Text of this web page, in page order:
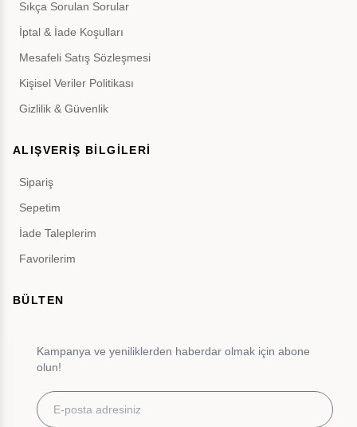
Sıkça Sorulan Sorular
İptal & İade Koşulları
Mesafeli Satış Sözleşmesi
Kişisel Veriler Politikası
Gizlilik & Güvenlik
ALIŞVERİŞ BİLGİLERİ
Sipariş
Sepetim
İade Taleplerim
Favorilerim
BÜLTEN
Kampanya ve yeniliklerden haberdar olmak için abone
olun!